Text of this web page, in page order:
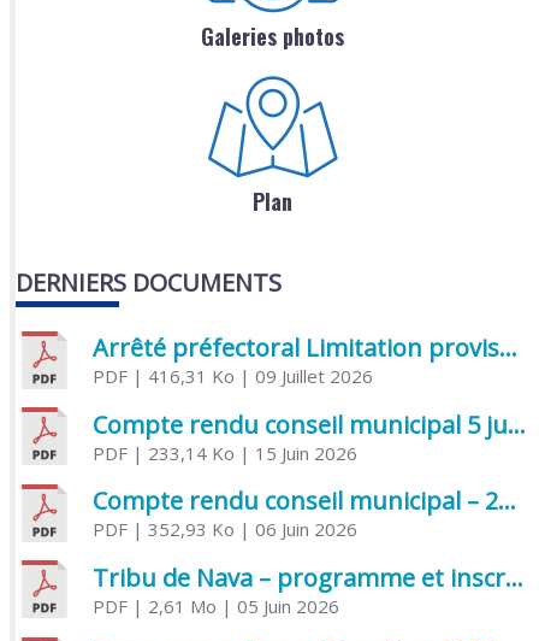
Galeries photos
Plan
DERNIERS DOCUMENTS
Arrêté préfectoral Limitation provisoire des usages de l’eau
PDF| 416,31 Ko | 09 Juillet 2026
Compte rendu conseil municipal 5 juin 2026 sénatoriale
PDF| 233,14 Ko | 15 Juin 2026
Compte rendu conseil municipal – 21 avril 2026
PDF| 352,93 Ko | 06 Juin 2026
Tribu de Nava – programme et inscriptions été 2026
PDF| 2,61 Mo | 05 Juin 2026